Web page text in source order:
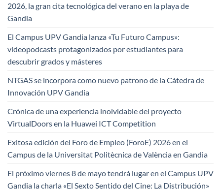
2026, la gran cita tecnológica del verano en la playa de
Gandia
El Campus UPV Gandia lanza «Tu Futuro Campus»:
videopodcasts protagonizados por estudiantes para
descubrir grados y másteres
NTGAS se incorpora como nuevo patrono de la Cátedra de
Innovación UPV Gandia
Crónica de una experiencia inolvidable del proyecto
VirtualDoors en la Huawei ICT Competition
Exitosa edición del Foro de Empleo (ForoE) 2026 en el
Campus de la Universitat Politècnica de València en Gandia
El próximo viernes 8 de mayo tendrá lugar en el Campus UPV
Gandia la charla «El Sexto Sentido del Cine: La Distribución»